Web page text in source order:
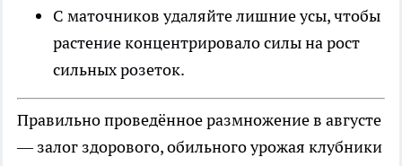
С маточников удаляйте лишние усы, чтобы
растение концентрировало силы на рост
сильных розеток.
Правильно проведённое размножение в августе
— залог здорового, обильного урожая клубники